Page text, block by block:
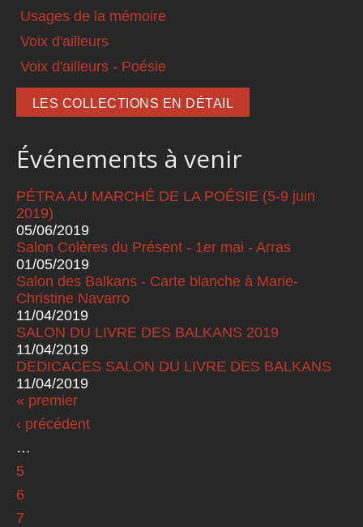
Usages de la mémoire
Voix d'ailleurs
Voix d'ailleurs - Poésie
LES COLLECTIONS EN DÉTAIL
Événements à venir
PÉTRA AU MARCHÉ DE LA POÉSIE (5-9 juin
2019)
05/06/2019
Salon Colères du Présent - 1er mai - Arras
01/05/2019
Salon des Balkans - Carte blanche à Marie-
Christine Navarro
11/04/2019
SALON DU LIVRE DES BALKANS 2019
11/04/2019
DEDICACES SALON DU LIVRE DES BALKANS
11/04/2019
Pages
« premier
‹ précédent
…
5
6
7